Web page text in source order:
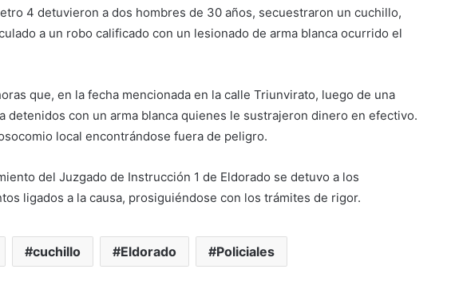
4 detuvieron a dos hombres de 30 años, secuestraron un cuchillo,
a un robo calificado con un lesionado de arma blanca ocurrido el
que, en la fecha mencionada en la calle Triunvirato, luego de una
detenidos con un arma blanca quienes le sustrajeron dinero en efectivo.
local encontrándose fuera de peligro.
del Juzgado de Instrucción 1 de Eldorado se detuvo a los
ligados a la causa, prosiguiéndose con los trámites de rigor.
cuchillo Eldorado Policiales